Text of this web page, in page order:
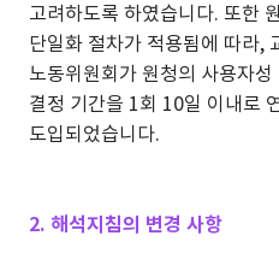
고려하도록 하였습니다. 또한
단일화 절차가 적용됨에 따라,
노동위원회가 원청의 사용자
결정 기간을 1회 10일 이내로
도입되었습니다.
2. 해석지침의 변경 사항